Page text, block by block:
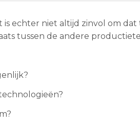
echter niet altijd zinvol om dat
tussen de andere